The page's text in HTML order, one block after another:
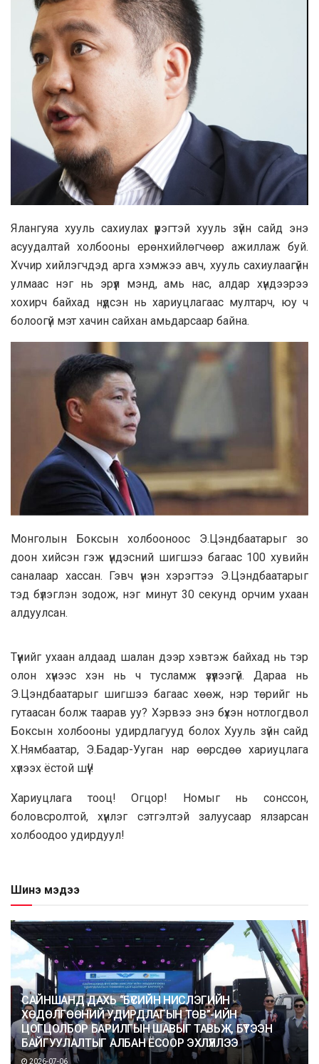
Ялангуяа хууль сахиулах үүрэгтэй хууль зүйн сайд энэ
асуудалтай холбооны ерөнхийлөгчөөр ажиллаж буй.
Хvчир хийлэгчдэд арга хэмжээ авч, хууль сахиулаагүйн
улмаас нэг нь эрүүл мэнд, амь нас, алдар хүндээрээ
хохирч байхад нүдсэн нь хариуцлагаас мултарч, юу ч
болоогүй мэт хачин сайхан амьдарсаар байна.
Монголын Боксын холбооноос Э.Цэндбаатарыг зо
доон хийсэн гэж үндэсний шигшээ багаас 100 хувийн
саналаар хассан. Гэвч үнэн хэрэгтээ Э.Цэндбаатарыг
тэд бүлэглэн зодож, нэг минут 30 секунд орчим ухаан
алдуулсан.
Түүнийг ухаан алдаад шалан дээр хэвтэж байхад нь тэр
олон хүнээс хэн нь ч тусламж үзүүлээгүй. Дараа нь
Э.Цэндбаатарыг шигшээ багаас хөөж, нэр төрийг нь
гутаасан болж таарав уу? Хэрвээ энэ бүхэн нотлогдвол
Боксын холбооны удирдлагууд болох Хууль зүйн сайд
Х.Нямбаатар, Э.Бадар-Ууган нар өөрсдөө хариуцлага
хүлээх ёстой шүү!!
Хариуцлага тооц! Огцор! Номыг нь сонссон,
боловсролтой, хүнлэг сэтгэлтэй залуусаар ялзарсан
холбоодоо удирдуул!
Шинэ мэдээ
САЙНШАНД ДАХЬ “БҮСИЙН НИСЛЭГИЙН
ХӨДӨЛГӨӨНИЙ УДИРДЛАГЫН ТӨВ”-ИЙН
ЦОГЦОЛБОР БАРИЛГЫН ШАВЫГ ТАВЬЖ, БҮТЭЭН
БАЙГУУЛАЛТЫГ АЛБАН ЁСООР ЭХЛҮҮЛЛЭЭ
2026-07-06